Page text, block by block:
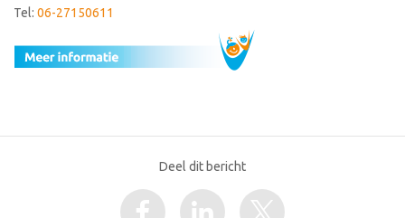
Tel: 06-27150611
Deel dit bericht